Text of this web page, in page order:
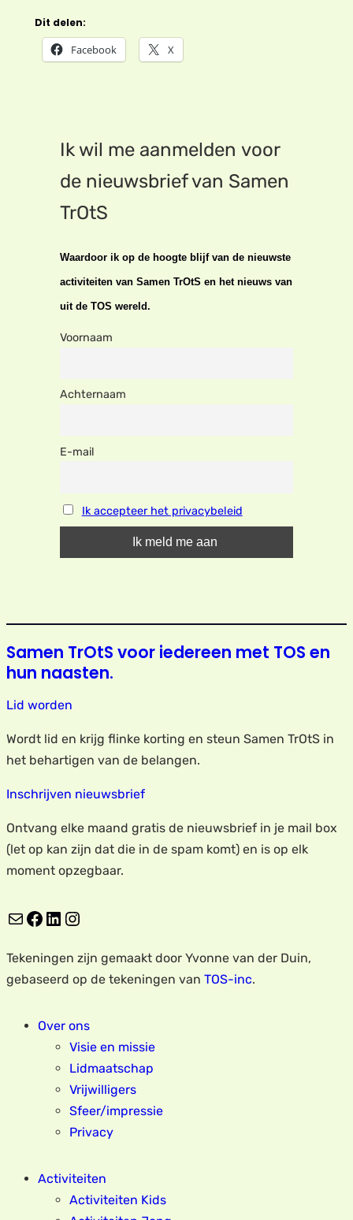
Dit delen:
Facebook X
Ik wil me aanmelden voor
de nieuwsbrief van Samen
TrOtS
Waardoor ik op de hoogte blijf van de nieuwste
activiteiten van Samen TrOtS en het nieuws van
uit de TOS wereld.
Voornaam
Achternaam
E-mail
Ik accepteer het privacybeleid
Samen TrOtS voor iedereen met TOS en
hun naasten.
Lid worden
Wordt lid en krijg flinke korting en steun Samen TrOtS in
het behartigen van de belangen.
Inschrijven nieuwsbrief
Ontvang elke maand gratis de nieuwsbrief in je mail box
(let op kan zijn dat die in de spam komt) en is op elk
moment opzegbaar.
E-mail Facebook LinkedIn Instagram
Tekeningen zijn gemaakt door Yvonne van der Duin,
gebaseerd op de tekeningen van TOS-inc.
Over ons
Visie en missie
Lidmaatschap
Vrijwilligers
Sfeer/impressie
Privacy
Activiteiten
Activiteiten Kids